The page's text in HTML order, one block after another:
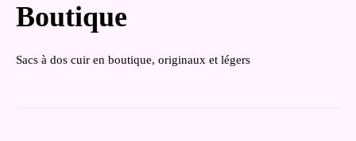
Boutique
Sacs à dos cuir en boutique, originaux et légers